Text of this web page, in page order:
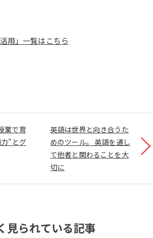
用」一覧はこちら
業で育
”とグ
英語は世界と向き合うた
めのツール。 英語を通し
て他者と関わることを大
切に
見られている記事